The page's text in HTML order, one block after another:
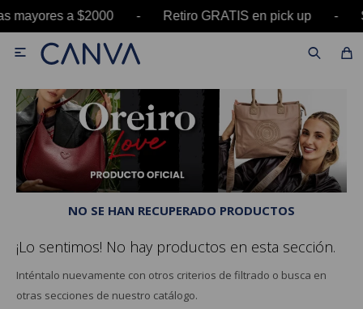
mayores a $2000 - Retiro GRATIS en pick

NO SE HAN RECUPERADO PRODUCTOS
¡Lo sentimos! No hay productos en esta sección.
Inténtalo nuevamente con otros criterios de filtrado o busca en
otras secciones de nuestro catálogo.